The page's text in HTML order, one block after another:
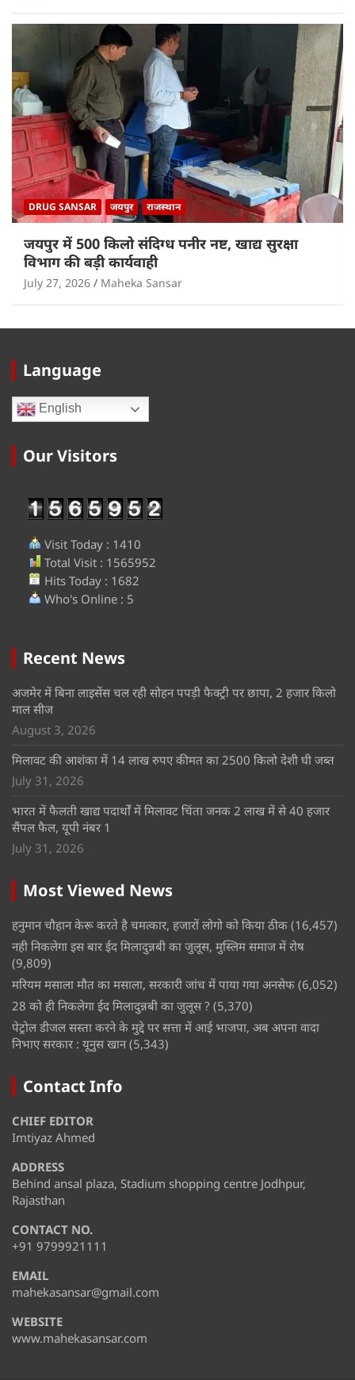
DRUG SANSAR जयपुर राजस्थान
जयपुर में 500 किलो संदिग्ध पनीर नष्ट, खाद्य सुरक्षा
विभाग की बड़ी कार्यवाही
July 27, 2026 Maheka Sansar
Language
English
Our Visitors
Visit Today : 1410
Total Visit : 1565952
Hits Today : 1682
Who's Online : 5
Recent News
अजमेर में बिना लाइसेंस चल रही सोहन पपड़ी फैक्ट्री पर छापा, 2 हजार किलो
माल सीज
August 3, 2026
मिलावट की आशंका में 14 लाख रुपए कीमत का 2500 किलो देशी घी जब्त
July 31, 2026
भारत में फैलती खाद्य पदार्थों में मिलावट चिंता जनक 2 लाख में से 40 हजार
सैंपल फैल, यूपी नंबर 1
July 31, 2026
Most Viewed News
हनुमान चौहान केरू करते है चमत्कार, हजारों लोगो को किया ठीक (16,457)
नही निकलेगा इस बार ईद मिलादुन्नबी का जुलूस, मुस्लिम समाज में रोष
(9,809)
मरियम मसाला मौत का मसाला, सरकारी जांच में पाया गया अनसेफ (6,052)
28 को ही निकलेगा ईद मिलादुन्नबी का जुलूस ? (5,370)
पेट्रोल डीजल सस्ता करने के मुद्दे पर सत्ता में आई भाजपा, अब अपना वादा
निभाए सरकार : यूनुस खान (5,343)
Contact Info
CHIEF EDITOR
Imtiyaz Ahmed
ADDRESS
Behind ansal plaza, Stadium shopping centre Jodhpur,
Rajasthan
CONTACT NO.
+91 9799921111
EMAIL
mahekasansar@gmail.com
WEBSITE
www.mahekasansar.com